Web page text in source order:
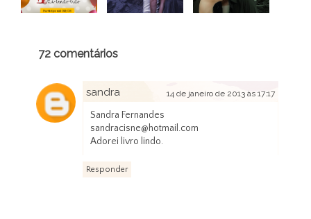
72 comentários
sandra 14 de janeiro de 2013 às 17:17
Sandra Fernandes
sandracisne@hotmail.com
Adorei livro lindo.
Responder